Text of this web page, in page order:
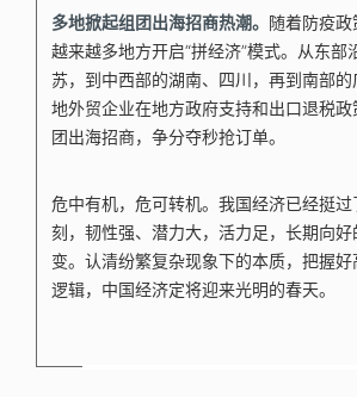
多地掀起组团出海招商热潮。 随着防疫政
越来越多地方开启“拼经济”模式。从东部
苏，到中西部的湖南、四川，再到南部
地外贸企业在地方政府支持和出口退税
团出海招商，争分夺秒抢订单。
危中有机，危可转机。我国经济已经挺
刻，韧性强、潜力大，活力足，长期向
变。认清纷繁复杂现象下的本质，把握
逻辑，中国经济定将迎来光明的春天。